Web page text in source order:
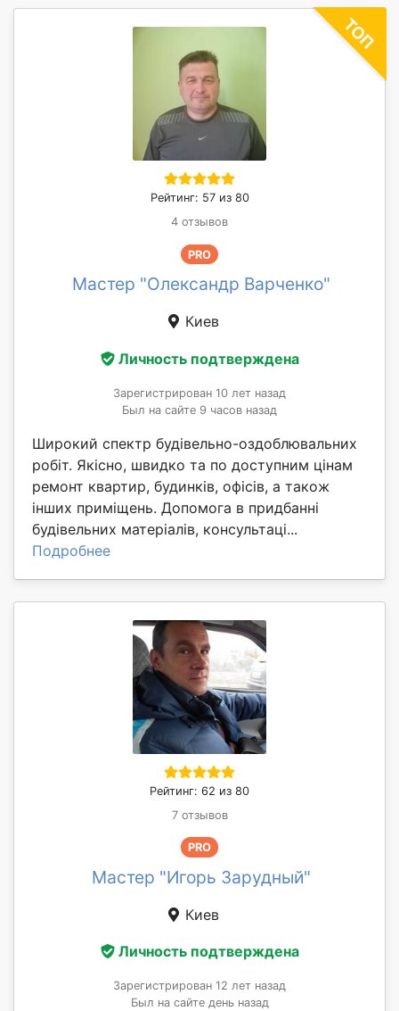
Рейтинг: 57 из 80
4 отзывов
PRO
Мастер "Олександр Варченко"
Киев
Личность подтверждена
Зарегистрирован 10 лет назад
Был на сайте 9 часов назад
Широкий спектр будівельно-оздоблювальних
робіт. Якісно, швидко та по доступним цінам
ремонт квартир, будинків, офісів, а також
інших приміщень. Допомога в придбанні
будівельних матеріалів, консультаці...
Подробнее
Рейтинг: 62 из 80
7 отзывов
PRO
Мастер "Игорь Зарудный"
Киев
Личность подтверждена
Зарегистрирован 12 лет назад
Был на сайте день назад